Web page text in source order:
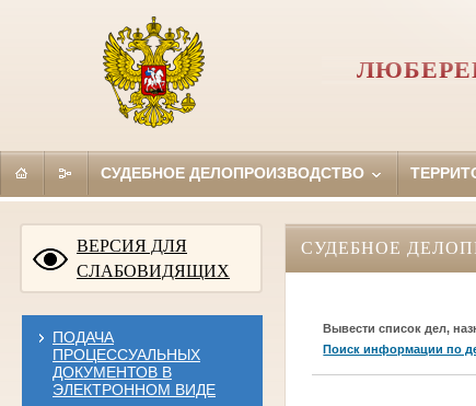
СУДЕБНОЕ ДЕЛОПРОИЗВОДСТВО
ВЕРСИЯ ДЛЯ
СЛАБОВИДЯЩИХ
ПОДАЧА
ПРОЦЕССУАЛЬНЫХ
ДОКУМЕНТОВ В
ЭЛЕКТРОННОМ ВИДЕ
СУДЕБНОЕ
Вывести список дел,
Поиск информации по